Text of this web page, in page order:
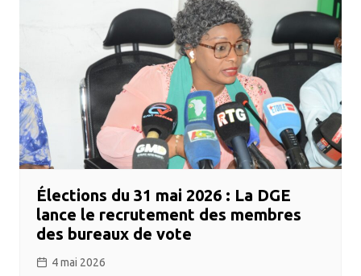
Élections du 31 mai 2026 : La DGE
lance le recrutement des membres
des bureaux de vote
4 mai 2026